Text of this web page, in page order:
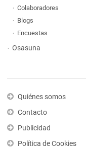
Colaboradores
Blogs
Encuestas
Osasuna
Quiénes somos
Contacto
Publicidad
Política de Cookies